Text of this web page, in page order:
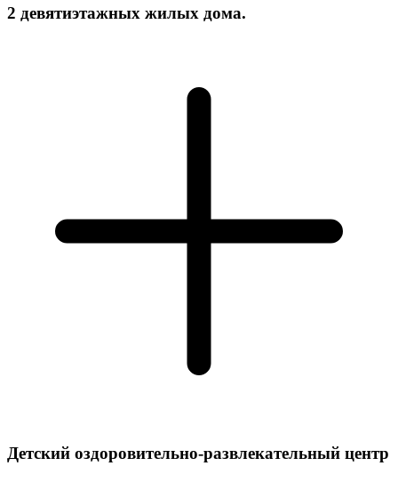
2 девятиэтажных жилых дома.
Детский оздоровительно-развлекательный центр